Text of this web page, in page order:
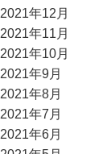
2021年12月
2021年11月
2021年10月
2021年9月
2021年8月
2021年7月
2021年6月